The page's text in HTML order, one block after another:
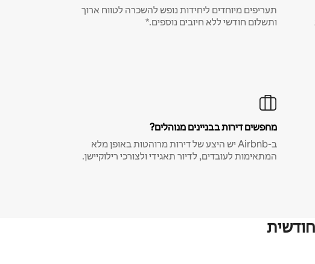
תעריפים מיוחדים ליחידות נופש להשכרה לטווח ארוך
ותשלום חודשי ללא חיובים נוספים.*
מחפשים דירות בבניינים מנוהלים?
ב-Airbnb יש היצע של דירות מרוהטות באופן מלא
המתאימות לעובדים, לדיור תאגידי ולצורכי רילוקיישן.